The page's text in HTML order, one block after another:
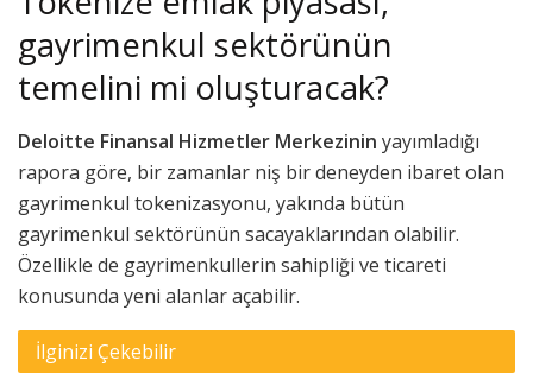
gayrimenkul sektörünün
temelini mi oluşturacak?
Deloitte Finansal Hizmetler Merkezinin yayımladığı
rapora göre, bir zamanlar niş bir deneyden ibaret olan
gayrimenkul tokenizasyonu, yakında bütün
gayrimenkul sektörünün sacayaklarından olabilir.
Özellikle de gayrimenkullerin sahipliği ve ticareti
konusunda yeni alanlar açabilir.
İlginizi Çekebilir